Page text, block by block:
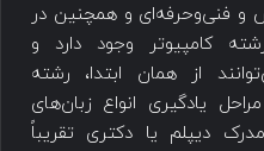
و فنی‌وحرفه‌ای و همچنین در
کامپیوتر وجود دارد و
از همان ابتدا، رشته
یادگیری انواع زبان‌های
دیپلم یا دکتری تقریباً